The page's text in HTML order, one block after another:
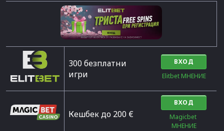
300 безплатни
игри
ВХОД
Elitbet МНЕНИЕ
Кешбек до 200 €
ВХОД
Magicbet
МНЕНИЕ